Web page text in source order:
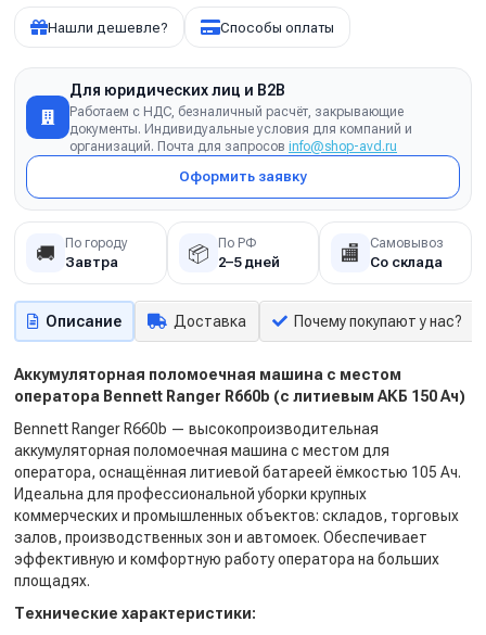
Нашли дешевле? Способы оплаты
Для юридических лиц и B2B
Работаем с НДС, безналичный расчёт, закрывающие
документы. Индивидуальные условия для компаний и
организаций. Почта для запросов info@shop-avd.ru
Оформить заявку
🚚 По городу
Завтра 📦 По РФ
2–5 дней 🏬 Самовывоз
Со склада
Описание Доставка Почему покупают у нас?
Аккумуляторная поломоечная машина с местом
оператора Bennett Ranger R660b (с литиевым АКБ 150 Ач)
Bennett Ranger R660b — высокопроизводительная
аккумуляторная поломоечная машина с местом для
оператора, оснащённая литиевой батареей ёмкостью 105 Ач.
Идеальна для профессиональной уборки крупных
коммерческих и промышленных объектов: складов, торговых
залов, производственных зон и автомоек. Обеспечивает
эффективную и комфортную работу оператора на больших
площадях.
Технические характеристики: